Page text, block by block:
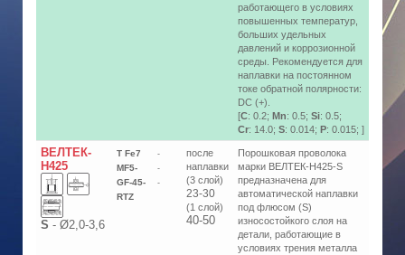
работающего в условиях
повышенных температур,
больших удельных
давлений и коррозионной
среды. Рекомендуется для
наплавки на постоянном
токе обратной полярности:
DC (+).
[C: 0.2; Mn: 0.5; Si: 0.5;
Cr: 14.0; S: 0.014; P: 0.015; ]
ВЕЛТЕК-
Н425
S - Ø2,0-3,6
T Fe7
MF5-
GF-45-
RTZ
-
-
-
после
наплавки
(3 слой)
23-30
(1 слой)
40-50
Порошковая проволока
марки ВЕЛТЕК-Н425-S
предназначена для
автоматической наплавки
под флюсом (S)
износостойкого слоя на
детали, работающие в
условиях трения металла